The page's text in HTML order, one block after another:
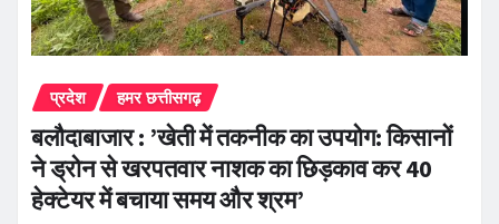
प्रदेश हमर छत्तीसगढ़
बलौदाबाजार : ’खेती में तकनीक का उपयोग: किसानों
ने ड्रोन से खरपतवार नाशक का छिड़काव कर 40
हेक्टेयर में बचाया समय और श्रम’